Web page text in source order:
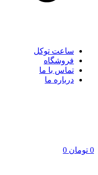
ساعت توکل
فروشگاه
تماس با ما
درباره ما
0 تومان 0